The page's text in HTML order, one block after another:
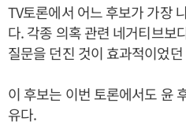
TV토론에서 어느 후보가 가장
다. 각종 의혹 관련 네거티브보
질문을 던진 것이 효과적이었
이 후보는 이번 토론에서도 윤
유다.